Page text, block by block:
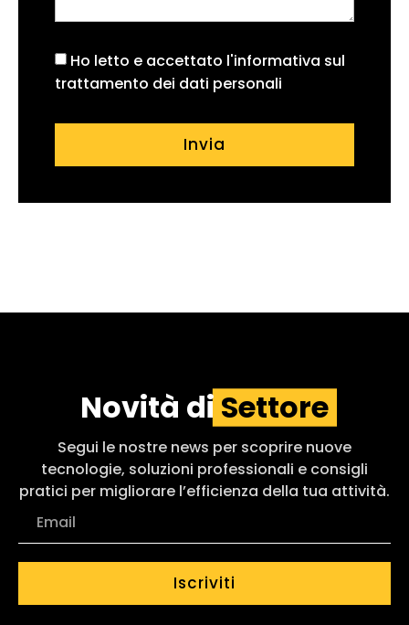
Ho letto e accettato l'informativa sul
trattamento dei dati personali
Invia
Novità di Settore
Segui le nostre news per scoprire nuove
tecnologie, soluzioni professionali e consigli
pratici per migliorare l’efficienza della tua attività.
Iscriviti